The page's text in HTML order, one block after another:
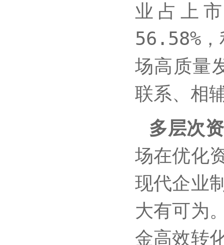
业占上
56.58%
场高质量
联系、相
多层次
场在优化
现代企业
大有可为
金高效转